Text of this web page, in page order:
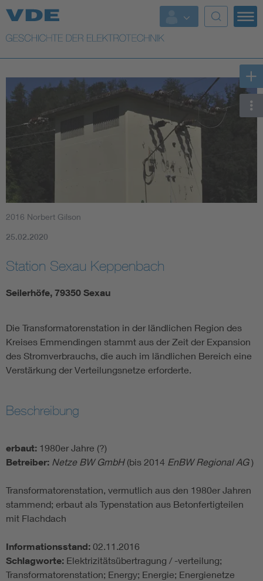
Top Themen
Weitere Themen
2016 Norbert Gilson
25.02.2020
Station Sexau Keppenbach
Seilerhöfe, 79350 Sexau
Die Transformatorenstation in der ländlichen Region des
Kreises Emmendingen stammt aus der Zeit der Expansion
des Stromverbrauchs, die auch im ländlichen Bereich eine
Verstärkung der Verteilungsnetze erforderte.
Beschreibung
erbaut: 1980er Jahre (?)
Betreiber: Netze BW GmbH(bis 2014 EnBW Regional AG)
Transformatorenstation, vermutlich aus den 1980er Jahren
stammend; erbaut als Typenstation aus Betonfertigteilen
mit Flachdach
Informationsstand: 02.11.2016
Schlagworte: Elektrizitätsübertragung / -verteilung;
Transformatorenstation; Energy; Energie; Energienetze